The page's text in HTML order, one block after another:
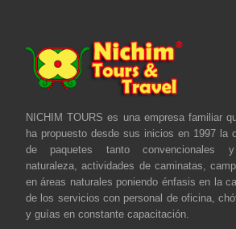
NICHIM TOURS es una empresa familiar
ha propuesto desde sus inicios en 1997 la
de paquetes tanto convencionales
naturaleza, actividades de caminatas,
en áreas naturales poniendo énfasis en la
de los servicios con personal de oficina,
y guías en constante capacitación.